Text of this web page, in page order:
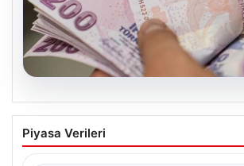
05.08.2026
2026 Kurban Bayramı emekli
ikramiyeleri ne zaman
Piyasa Verileri